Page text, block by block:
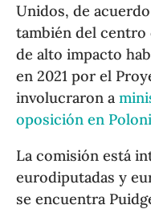
Unidos, de
también del centro
de alto impacto
en 2021 por el
involucraron a
oposición en
La comisión está
eurodiputadas y
se encuentra